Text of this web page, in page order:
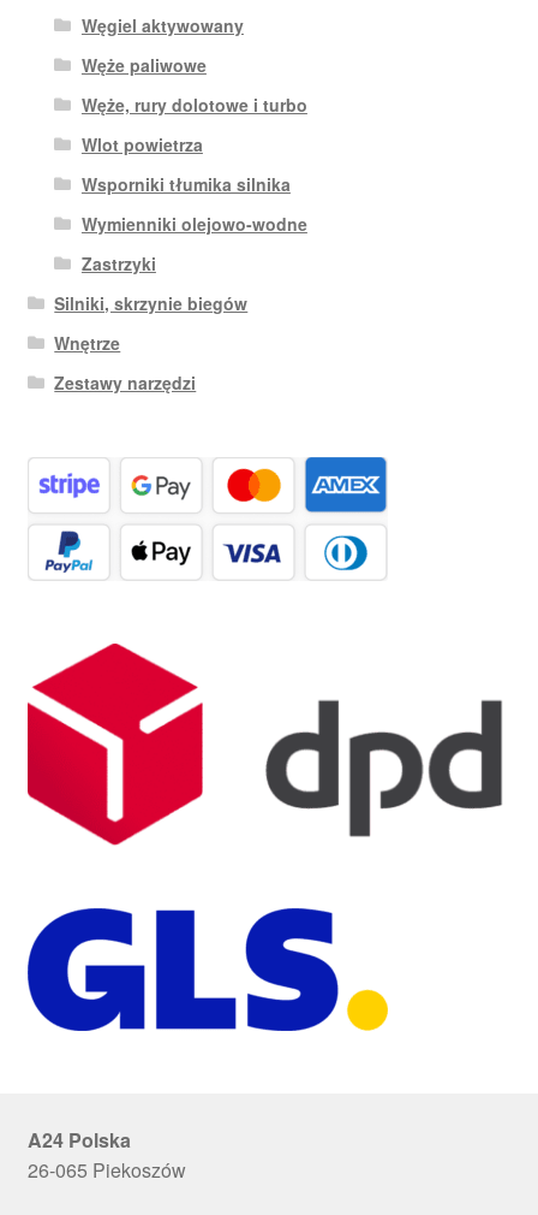
Węgiel aktywowany
Węże paliwowe
Węże, rury dolotowe i turbo
Wlot powietrza
Wsporniki tłumika silnika
Wymienniki olejowo-wodne
Zastrzyki
Silniki, skrzynie biegów
Wnętrze
Zestawy narzędzi
A24 Polska
26-065 Piekoszów